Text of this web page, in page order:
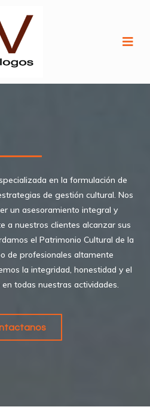
en la formulación de
de gestión cultural. Nos
un asesoramiento integral y
a nuestros clientes alcanzar sus
el Patrimonio Cultural de la
de profesionales altamente
la integridad, honestidad y el
todas nuestras actividades.